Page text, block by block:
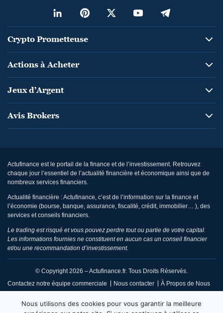
Crypto Prometteuse
Actions à Acheter
Jeux d’Argent
Avis Brokers
Actufinance est le portail de la finance et de l’investissement. Retrouvez
chaque jour l’essentiel de l’actualité financière et économique ainsi que de
nombreux services financiers.
Actualité financière : Actufinance, c’est de l’information sur la finance et
l’économie (bourse, banque, assurance, fiscalité, crédit, immobilier… ), des
services et conseils financiers.
Le trading est risqué et vous pouvez perdre tout ou partie de votre capital.
Les informations fournies ne constituent en aucun cas un conseil financier
et/ou une recommandation d’investissement.
© Copyright 2026 – Actufinance.fr. Tous Droits Réservés.
Contactez notre équipe commerciale
Nous contacter À Propos de Nous
Nous utilisons des cookies pour vous garantir la meilleure